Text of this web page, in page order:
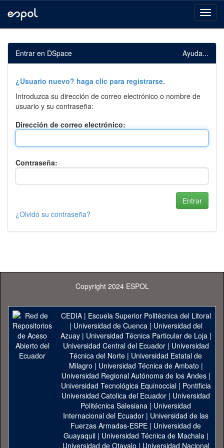
navigation
Entrar en DSpace Ayuda...
¿Usuario nuevo? haga clic para registrarse.
Introduzca su dirección de correo electrónico o nombre de
usuario y su contraseña:
Dirección de correo electrónico:
Contraseña:
¿Olvidó su contraseña?
Copyright 2024 ESPOL
CEDIA| Escuela Superior Politécnica del Litoral
| Universidad de Cuenca| Universidad del
Azuay| Universidad Técnica Particular de Loja|
Universidad Central del Ecuador| Universidad
Técnica del Norte | Universidad Estatal de
Milagro | Universidad Técnica de Ambato |
Universidad Regional Autónoma de los Andes|
Universidad Tecnológica Equinoccial| Pontificia
Universidad Catolica del Ecuador | Universidad
Politécnica Salesiana | Universidad
Internacional del Ecuador | Universidad de las
Fuerzas Armadas-ESPE | Universidad de
Guayaquil| Universidad Técnica de Machala|
Universidad de Otavalo | Universidad Nacional